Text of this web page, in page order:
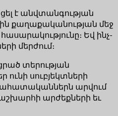
է անվտանգության
քաղաքականության մեջ
Եվ ինչ-
մերժում։
տերության
սուբյեկտների
արվում
արժեքների եւ